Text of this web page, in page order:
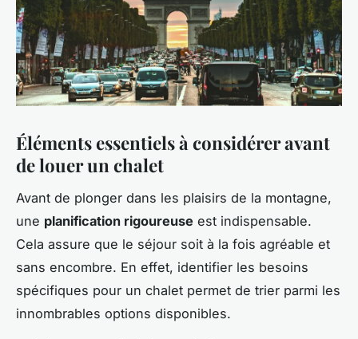
Éléments essentiels à considérer avant
de louer un chalet
Avant de plonger dans les plaisirs de la montagne,
une planification rigoureuse est indispensable.
Cela assure que le séjour soit à la fois agréable et
sans encombre. En effet, identifier les besoins
spécifiques pour un chalet permet de trier parmi les
innombrables options disponibles.